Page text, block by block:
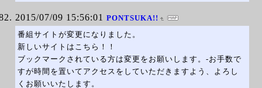
2015/07/09 15:56:01 PONTSUKA!!
番組サイトが変更になりました。
新しいサイトはこちら！！
ブックマークされている方は変更をお願いします。-お手数で
すが時間を置いてアクセスをしていただきますよう、よろし
くお願いいたします。